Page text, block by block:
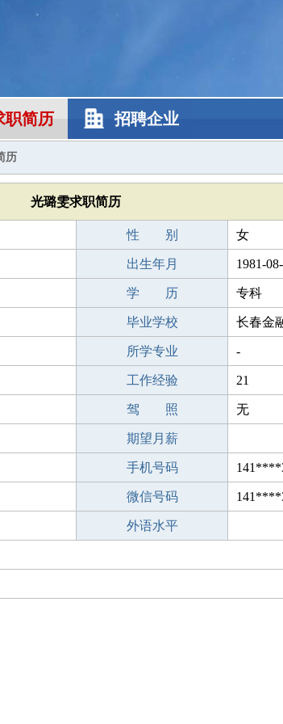
职简历 招聘企业
历
光璐雯求职简历
性 别 女
出生年月 1981-
学 历 专科
毕业学校 长春金
所学专业 -
工作经验 21
驾 照 无
期望月薪
手机号码
微信号码
外语水平